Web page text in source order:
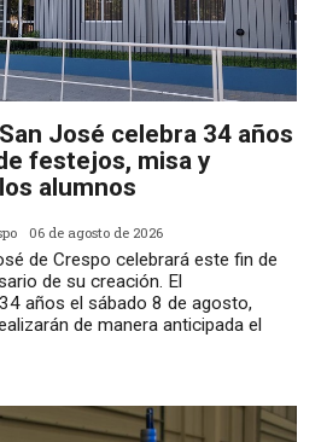
José celebra 34 años
festejos, misa y
alumnos
06 de agosto de 2026
de Crespo celebrará este fin de
de su creación. El
años el sábado 8 de agosto,
de manera anticipada el